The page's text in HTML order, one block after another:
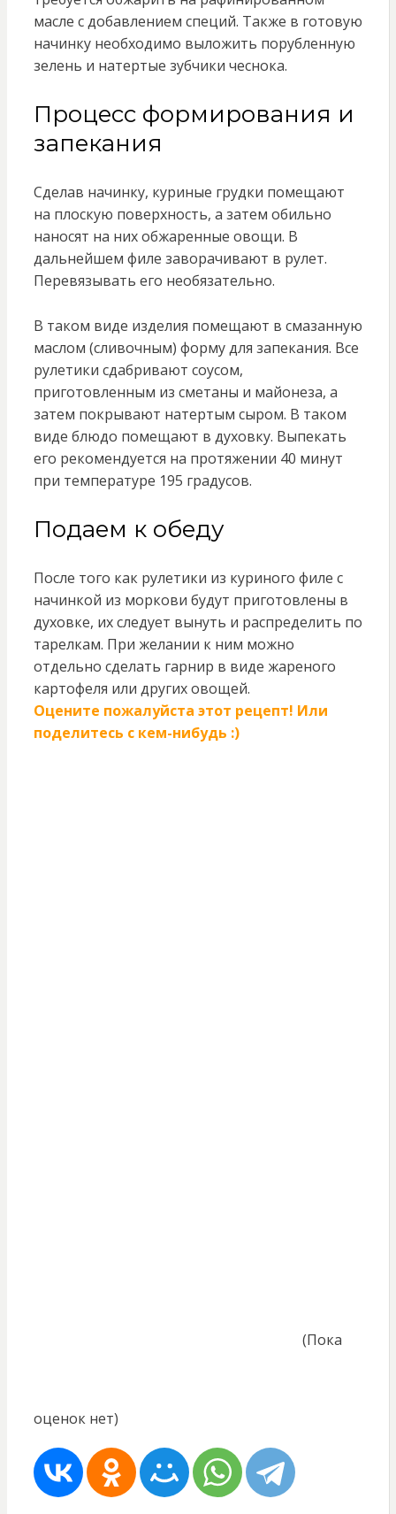
масле с добавлением специй. Также в готовую
начинку необходимо выложить порубленную
зелень и натертые зубчики чеснока.
Процесс формирования и
запекания
Сделав начинку, куриные грудки помещают
на плоскую поверхность, а затем обильно
наносят на них обжаренные овощи. В
дальнейшем филе заворачивают в рулет.
Перевязывать его необязательно.
В таком виде изделия помещают в смазанную
маслом (сливочным) форму для запекания. Все
рулетики сдабривают соусом,
приготовленным из сметаны и майонеза, а
затем покрывают натертым сыром. В таком
виде блюдо помещают в духовку. Выпекать
его рекомендуется на протяжении 40 минут
при температуре 195 градусов.
Подаем к обеду
После того как рулетики из куриного филе с
начинкой из моркови будут приготовлены в
духовке, их следует вынуть и распределить по
тарелкам. При желании к ним можно
отдельно сделать гарнир в виде жареного
картофеля или других овощей.
Оцените пожалуйста этот рецепт! Или
поделитесь с кем-нибудь :)
(Пока
оценок нет)